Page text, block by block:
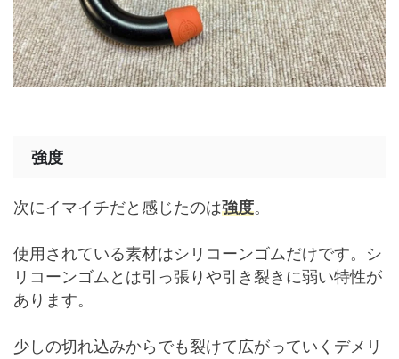
強度
次にイマイチだと感じたのは強度。
使用されている素材はシリコーンゴムだけです。シ
リコーンゴムとは引っ張りや引き裂きに弱い特性が
あります。
少しの切れ込みからでも裂けて広がっていくデメリ